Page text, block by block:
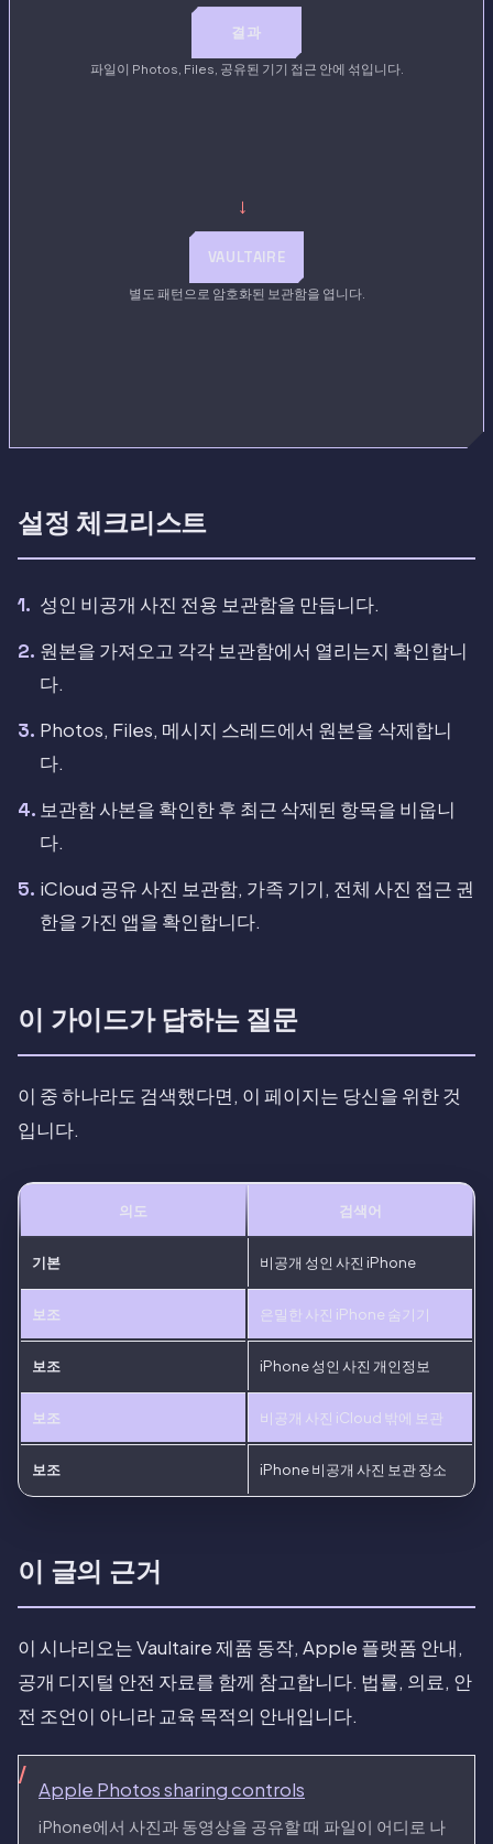
결과
파일이 Photos, Files, 공유된 기기 접근 안에 섞입니다.
→
VAULTAIRE
별도 패턴으로 암호화된 보관함을 엽니다.
설정 체크리스트
성인 비공개 사진 전용 보관함을 만듭니다.
원본을 가져오고 각각 보관함에서 열리는지 확인합니
다.
Photos, Files, 메시지 스레드에서 원본을 삭제합니
다.
보관함 사본을 확인한 후 최근 삭제된 항목을 비웁니
다.
iCloud 공유 사진 보관함, 가족 기기, 전체 사진 접근 권
한을 가진 앱을 확인합니다.
이 가이드가 답하는 질문
이 중 하나라도 검색했다면, 이 페이지는 당신을 위한 것
입니다.
의도 검색어
기본 비공개 성인 사진 iPhone
보조 은밀한 사진 iPhone 숨기기
보조 iPhone 성인 사진 개인정보
보조 비공개 사진 iCloud 밖에 보관
보조 iPhone 비공개 사진 보관 장소
이 글의 근거
이 시나리오는 Vaultaire 제품 동작, Apple 플랫폼 안내,
공개 디지털 안전 자료를 함께 참고합니다. 법률, 의료, 안
전 조언이 아니라 교육 목적의 안내입니다.
Apple Photos sharing controls
iPhone에서 사진과 동영상을 공유할 때 파일이 어디로 나